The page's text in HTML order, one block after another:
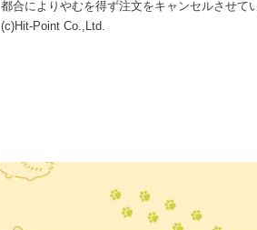
都合によりやむを得ず注文をキャンセルさせて
(c)Hit-Point Co.,Ltd.